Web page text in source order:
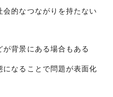
的なつながりを持たない
背景にある場合もある
になることで問題が表面化